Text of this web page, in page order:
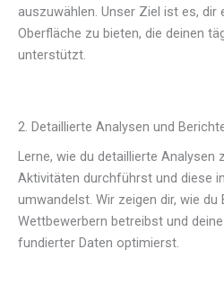
auszuwählen. Unser Ziel ist es, dir
Oberfläche zu bieten, die deinen
unterstützt.
2. Detaillierte Analysen und
Lerne, wie du detaillierte Analysen
Aktivitäten durchführst und diese
umwandelst. Wir zeigen dir, wie
Wettbewerbern betreibst und
fundierter Daten optimierst.